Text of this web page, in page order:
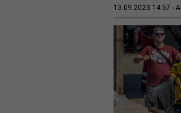
13.09.2023 14:57